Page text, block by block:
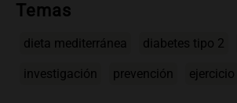
Temas
dieta mediterránea diabetes tipo 2
investigación prevención ejercicio